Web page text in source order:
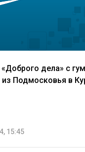
«Доброго дела» с
из Подмосковья в
15:45